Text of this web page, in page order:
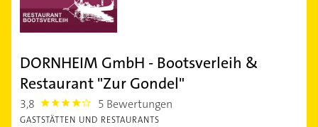
DORNHEIM GmbH - Bootsverleih &
Restaurant "Zur Gondel"
3,8 3.8 5 Bewertungen
GASTSTÄTTEN UND RESTAURANTS